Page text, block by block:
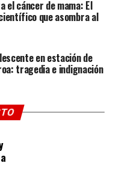
compartido en otras
la intensidad de la
este Mundial ha
«apoyaba a
(y el de su hogar)
deporte
el cáncer de mama: El
que asombra al
en estación de
tragedia e indignación